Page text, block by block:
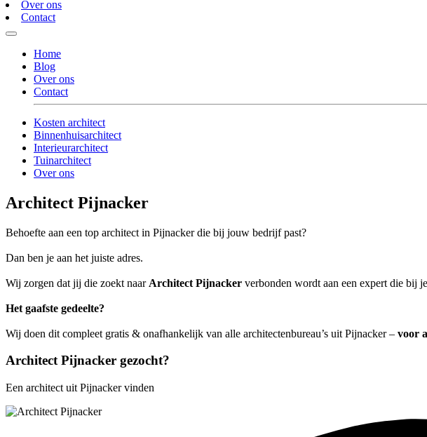
Over ons
Contact
Home
Blog
Over ons
Contact
Kosten architect
Binnenhuisarchitect
Interieurarchitect
Tuinarchitect
Over ons
Architect Pijnacker
Behoefte aan een top architect in Pijnacker die bij jouw bedrijf past?
Dan ben je aan het juiste adres.
Wij zorgen dat jij die zoekt naar Architect Pijnacker verbonden wordt aan een expert die bij
Het gaafste gedeelte?
Wij doen dit compleet gratis & onafhankelijk van alle architectenbureau’s uit Pijnacker – voor
Architect Pijnacker gezocht?
Een architect uit Pijnacker vinden